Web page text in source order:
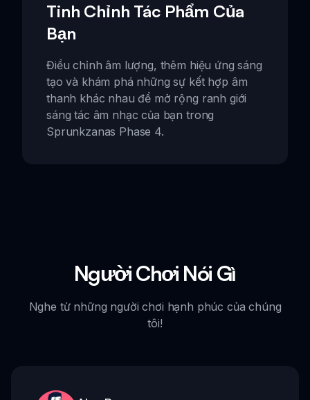
Tinh Chỉnh Tác Phẩm Của
Bạn
Điều chỉnh âm lượng, thêm hiệu ứng sáng
tạo và khám phá những sự kết hợp âm
thanh khác nhau để mở rộng ranh giới
sáng tác âm nhạc của bạn trong
Sprunkzanas Phase 4.
Người Chơi Nói Gì
Nghe từ những người chơi hạnh phúc của chúng
tôi!